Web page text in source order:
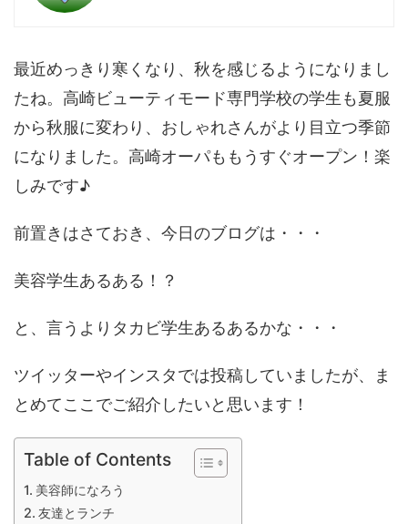
最近めっきり寒くなり、秋を感じるようになりまし
たね。高崎ビューティモード専門学校の学生も夏服
から秋服に変わり、おしゃれさんがより目立つ季節
になりました。高崎オーパももうすぐオープン！楽
しみです♪
前置きはさておき、今日のブログは・・・
美容学生あるある！？
と、言うよりタカビ学生あるあるかな・・・
ツイッターやインスタでは投稿していましたが、ま
とめてここでご紹介したいと思います！
Table of Contents
美容師になろう
友達とランチ